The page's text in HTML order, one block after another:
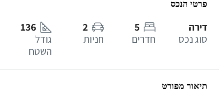
פרטי הנכס
דירה
סוג נכס
5
חדרים
2
חניות
136
גודל
השטח
תיאור מפורט